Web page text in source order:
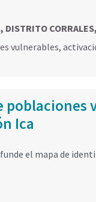
vulnerables,
Ica
el mapa de